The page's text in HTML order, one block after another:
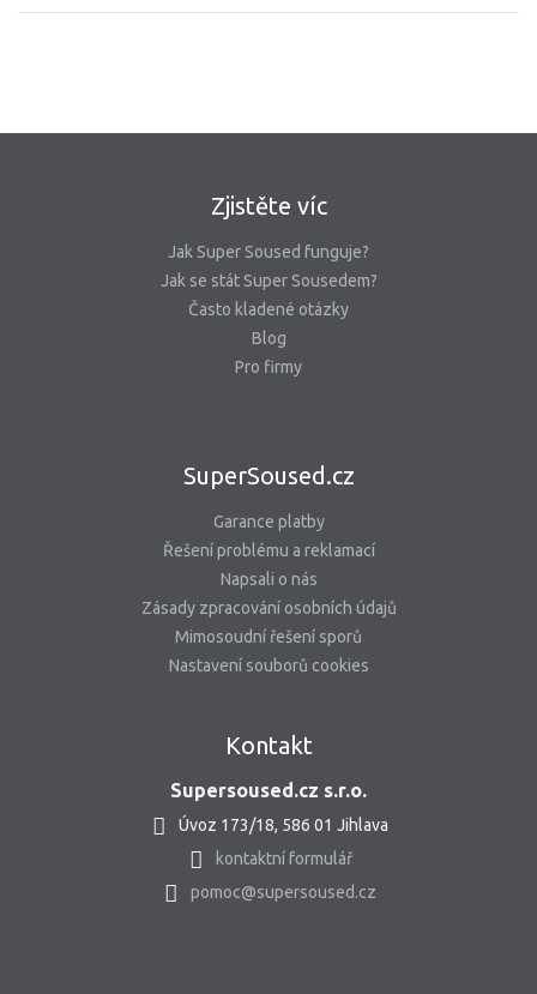
Zjistěte víc
Jak Super Soused funguje?
Jak se stát Super Sousedem?
Často kladené otázky
Blog
Pro firmy
SuperSoused.cz
Garance platby
Řešení problému a reklamací
Napsali o nás
Zásady zpracování osobních údajů
Mimosoudní řešení sporů
Nastavení souborů cookies
Kontakt
Supersoused.cz s.r.o.
Úvoz 173/18, 586 01 Jihlava
kontaktní formulář
pomoc@supersoused.cz